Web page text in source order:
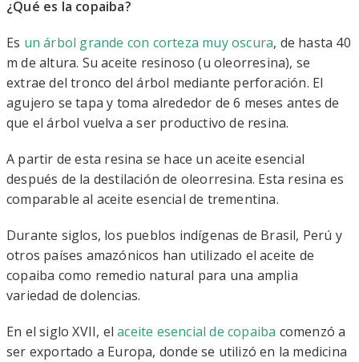
¿Qué es la copaiba?
Es un árbol grande con corteza muy oscura, de hasta 40
m de altura. Su aceite resinoso (u oleorresina), se
extrae del tronco del árbol mediante perforación. El
agujero se tapa y toma alrededor de 6 meses antes de
que el árbol vuelva a ser productivo de resina.
A partir de esta resina se hace un aceite esencial
después de la destilación de oleorresina. Esta resina es
comparable al aceite esencial de trementina.
Durante siglos, los pueblos indígenas de Brasil, Perú y
otros países amazónicos han utilizado el aceite de
copaiba como remedio natural para una amplia
variedad de dolencias.
En el siglo XVII, el aceite esencial de copaiba comenzó a
ser exportado a Europa, donde se utilizó en la medicina